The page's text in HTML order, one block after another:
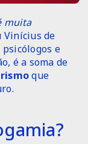
muita
Vinícius de
e
é a soma de
que